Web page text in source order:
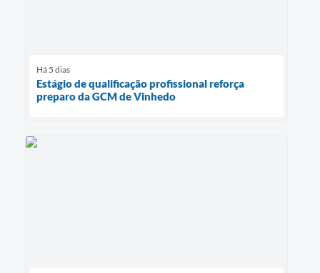
Há 5 dias
Estágio de qualificação profissional reforça
preparo da GCM de Vinhedo